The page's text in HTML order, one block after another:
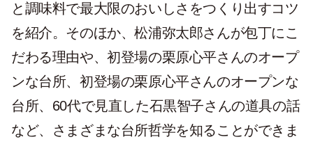
と調味料で最大限のおいしさをつくり出すコツ
を紹介。そのほか、松浦弥太郎さんが包丁にこ
だわる理由や、初登場の栗原心平さんのオープ
ンな台所、初登場の栗原心平さんのオープンな
台所、60代で見直した石黒智子さんの道具の話
など、さまざまな台所哲学を知ることができま